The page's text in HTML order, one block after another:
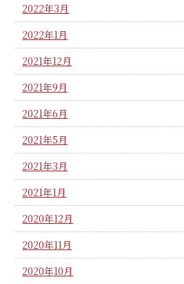
2022年3月
2022年1月
2021年12月
2021年9月
2021年6月
2021年5月
2021年3月
2021年1月
2020年12月
2020年11月
2020年10月